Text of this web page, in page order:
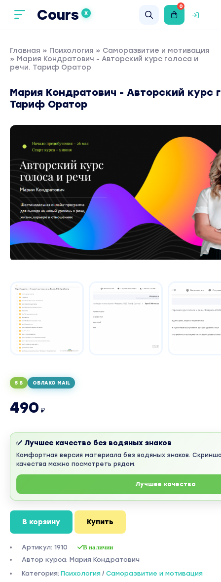
Cours X
0
Главная » Психология » Саморазвитие и мотивация
» Мария Кондратович - Авторский курс голоса и
речи. Тариф Оратор
Мария Кондратович - Авторский курс
Тариф Оратор
5 Б ОБЛАКО MAIL
490 ₽
✅ Лучшее качество без водяных знаков
Комфортная версия материала без водяных знаков.
качества можно посмотреть рядом.
Лучшее качество
В корзину Купить
Артикул: 1910 В наличии
Автор курса: Мария Кондратович
Категория: Психология / Саморазвитие и мотивация